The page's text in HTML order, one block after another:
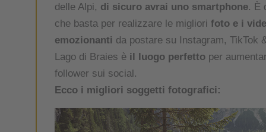
delle Alpi, di sicuro avrai uno smartphone. È
che basta per realizzare le migliori foto e i
emozionanti da postare su Instagram, TikTok
Lago di Braies è il luogo perfetto per
follower sui social.
Ecco i migliori soggetti fotografici: